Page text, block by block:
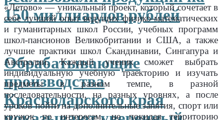
150 миллиардов рублей
Обрабатывающие
производства
Краснодарского края
«Летово» — уникальный проект, который сочетает в
себе лучший опыт ведущих физико-математических
и гуманитарных школ России, учебных программ
школ-пансионов Великобритании и США, а также
лучшие практики школ Скандинавии, Сингапура и
Австралии. Каждый ученик сможет выбрать
индивидуальную учебную траекторию и изучать
предметы в разном темпе, в разной
последовательности, на разных уровнях, а после
уроков пойти на дополнительные занятия, спорт или
кружок по интересам, не покидая территорию